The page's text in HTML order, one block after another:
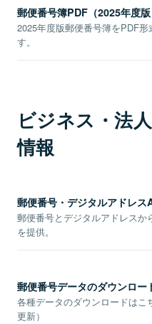
郵便番号簿PDF（2025年度版
2025年度版郵便番号簿をPDF
す。
ビジネス・法
情報
郵便番号・デジタルアドレス
郵便番号とデジタルアドレスか
を提供。
郵便番号データのダウンロー
各種データのダウンロードはこ
更新）